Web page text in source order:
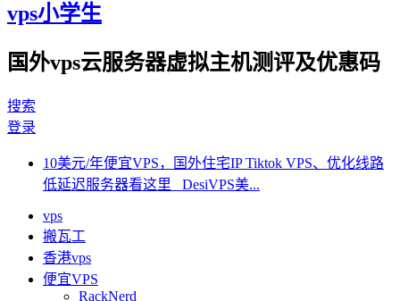
vps小学生
国外vps云服务器虚拟主机测评及优惠码
搜索
登录
10美元/年便宜VPS，国外住宅IP Tiktok VPS、优化线路
低延迟服务器看这里 DesiVPS美...
vps
搬瓦工
香港vps
便宜VPS
RackNerd